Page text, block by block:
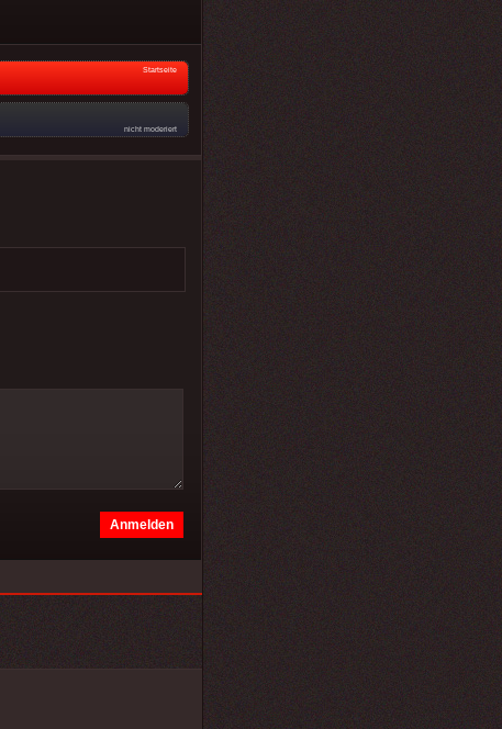
Startseite
nicht moderiert